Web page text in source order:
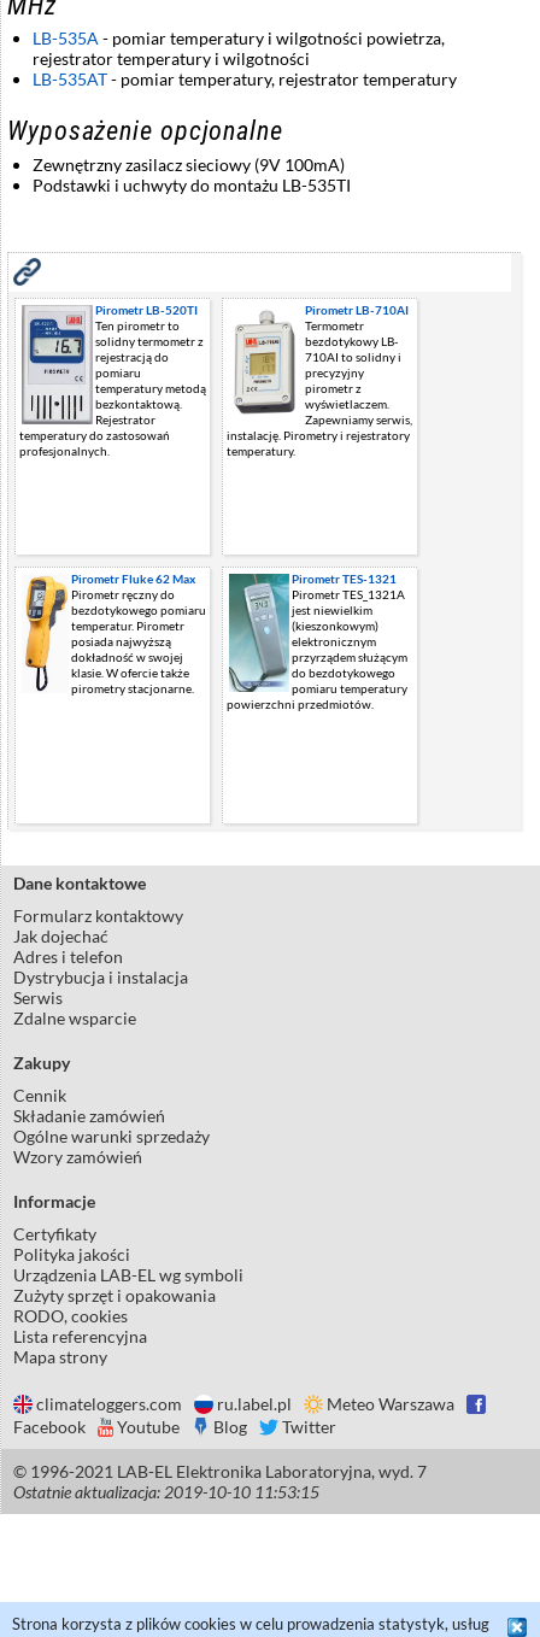
Strona korzysta z plików cookies w celu prowadzenia statystyk, usług
LB-535A - pomiar temperatury i wilgotności powietrza,
rejestrator temperatury i wilgotności
LB-535AT- pomiar temperatury, rejestrator temperatury
Wyposażenie opcjonalne
Zewnętrzny zasilacz sieciowy (9V 100mA)
Podstawki i uchwyty do montażu LB-535TI
Pirometr LB-520TI
Ten pirometr to
solidny termometr z
rejestracją do
pomiaru
temperatury metodą
bezkontaktową.
Rejestrator
temperatury do zastosowań
profesjonalnych.
Pirometr LB-710AI
Termometr
bezdotykowy LB-
710AI to solidny i
precyzyjny
pirometr z
wyświetlaczem.
Zapewniamy serwis,
instalację. Pirometry i rejestratory
temperatury.
Pirometr Fluke 62 Max
Pirometr ręczny do
bezdotykowego pomiaru
temperatur. Pirometr
posiada najwyższą
dokładność w swojej
klasie. W ofercie także
pirometry stacjonarne.
Pirometr TES-1321
Pirometr TES_1321A
jest niewielkim
(kieszonkowym)
elektronicznym
przyrządem służącym
do bezdotykowego
pomiaru temperatury
powierzchni przedmiotów.
Dane kontaktowe
Formularz kontaktowy
Jak dojechać
Adres i telefon
Dystrybucja i instalacja
Serwis
Zdalne wsparcie
Zakupy
Cennik
Składanie zamówień
Ogólne warunki sprzedaży
Wzory zamówień
Informacje
Certyfikaty
Polityka jakości
Urządzenia LAB-EL wg symboli
Zużyty sprzęt i opakowania
RODO, cookies
Lista referencyjna
Mapa strony
climateloggers.com ru.label.pl
Meteo Warszawa
Facebook
Youtube Blog Twitter
© 1996-2021 LAB-EL Elektronika Laboratoryjna, wyd. 7
Ostatnie aktualizacja: 2019-10-10 11:53:15